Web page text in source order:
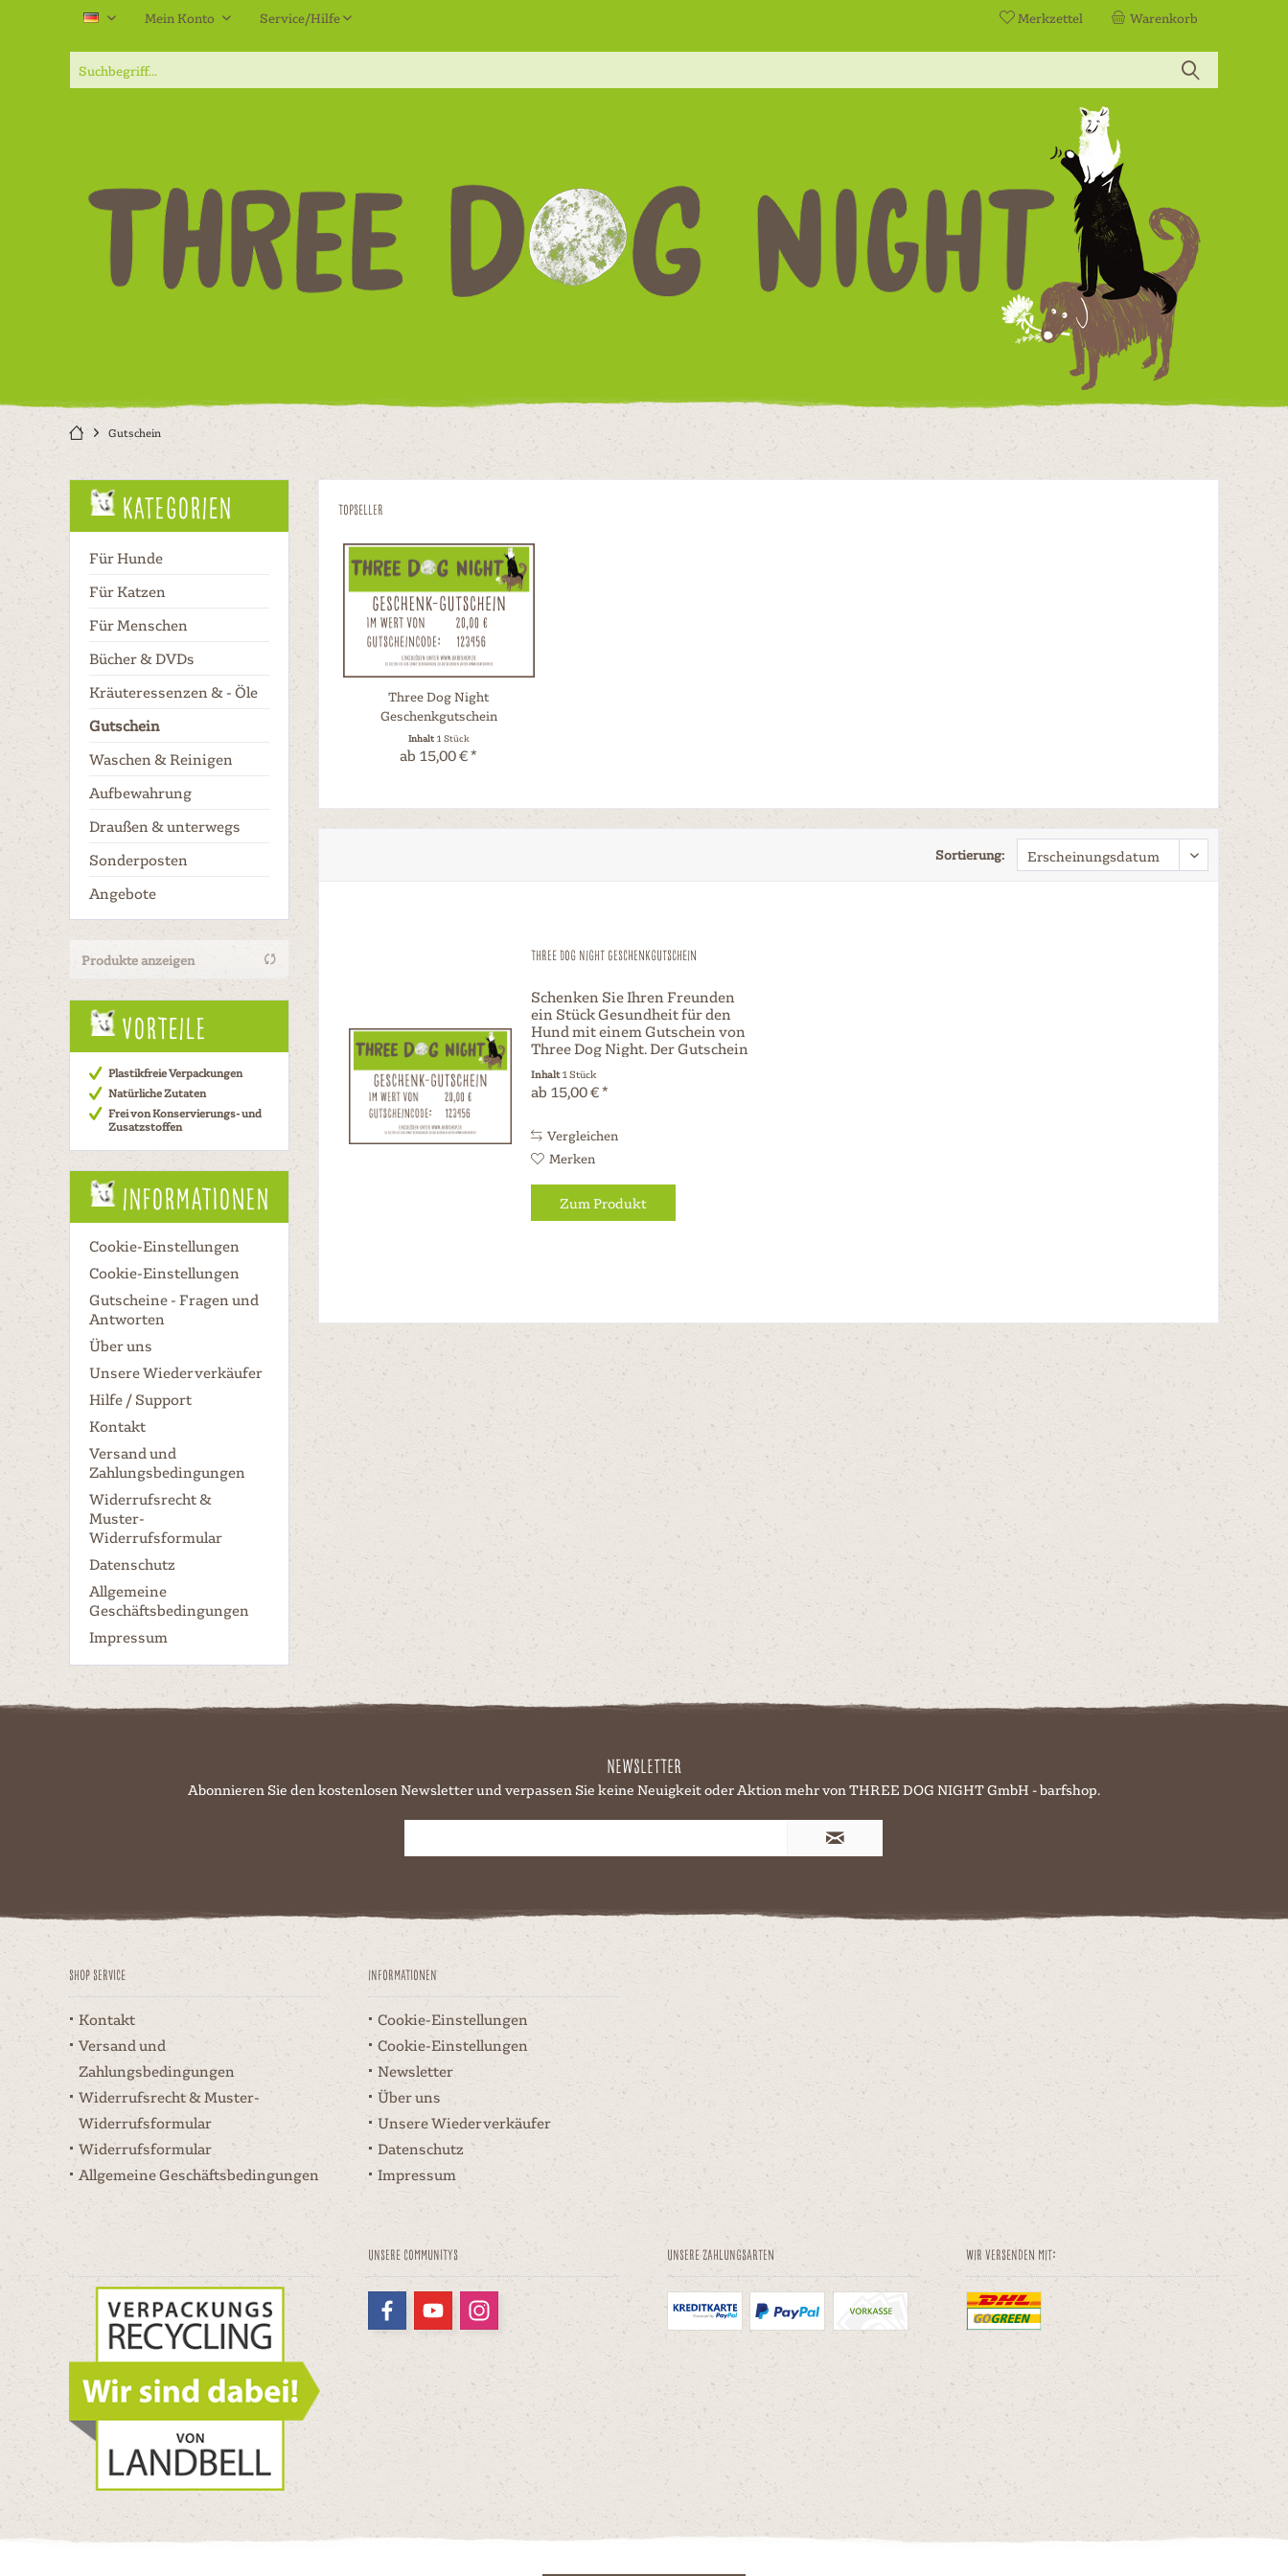
Warenkorb
Merkzettel
Mein Konto Service/Hilfe
Gutschein
Kategorien
Für Hunde
Für Katzen
Für Menschen
Bücher & DVDs
Kräuteressenzen & - Öle
Gutschein
Waschen & Reinigen
Aufbewahrung
Draußen & unterwegs
Sonderposten
Angebote
Produkte anzeigen
Vorteile
Plastikfreie Verpackungen
Natürliche Zutaten
Frei von Konservierungs- und
Zusatzstoffen
Informationen
Cookie-Einstellungen
Cookie-Einstellungen
Gutscheine - Fragen und
Antworten
Über uns
Unsere Wiederverkäufer
Hilfe / Support
Kontakt
Versand und
Zahlungsbedingungen
Widerrufsrecht &
Muster-
Widerrufsformular
Datenschutz
Allgemeine
Geschäftsbedingungen
Impressum
Topseller
Three Dog Night
Geschenkgutschein
Inhalt 1 Stück
ab 15,00 € *
Sortierung:
Three Dog Night Geschenkgutschein
Schenken Sie Ihren Freunden
ein Stück Gesundheit für den
Hund mit einem Gutschein von
Three Dog Night. Der Gutschein
wird per Post versandt!
Weitere Infos zu Gutscheinen
finden Sie hier .
Inhalt1 Stück
ab 15,00 € *
Vergleichen
Merken
Zum Produkt
Newsletter
Abonnieren Sie den kostenlosen Newsletter und verpassen Sie keine Neuigkeit oder Aktion mehr von THREE DOG NIGHT GmbH - barfshop.
Shop Service
Kontakt
Versand und
Zahlungsbedingungen
Widerrufsrecht & Muster-
Widerrufsformular
Widerrufsformular
Allgemeine Geschäftsbedingungen
Informationen
Cookie-Einstellungen
Cookie-Einstellungen
Newsletter
Über uns
Unsere Wiederverkäufer
Datenschutz
Impressum
Unsere Communitys Unsere Zahlungsarten Wir versenden mit: